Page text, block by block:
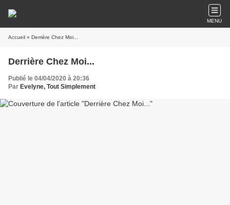
MENU
Accueil » Derrière Chez Moi...
Derrière Chez Moi...
Publié le 04/04/2020 à 20:36
Par Evelyne, Tout Simplement